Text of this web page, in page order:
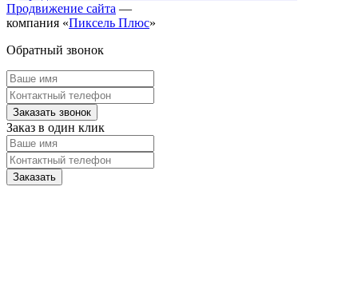
Продвижение сайта —
компания «Пиксель Плюс»
Обратный звонок
Заказ в один клик